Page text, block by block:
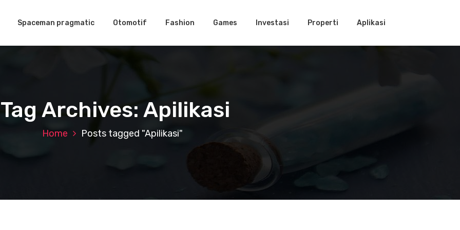
Spaceman pragmatic Otomotif Fashion Games Investasi Properti Aplikasi
Tag Archives: Apilikasi
Home Posts tagged "Apilikasi"